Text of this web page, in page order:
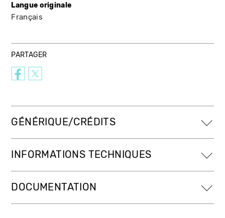
Langue originale
Français
PARTAGER
GÉNÉRIQUE/CRÉDITS
INFORMATIONS TECHNIQUES
DOCUMENTATION